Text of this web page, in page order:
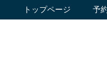
トップページ 予